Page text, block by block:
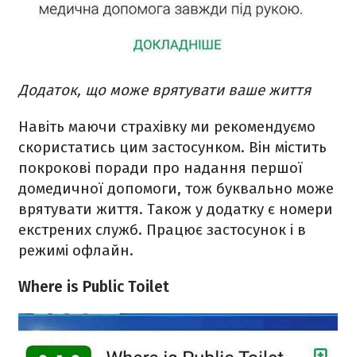
Додаток, що може врятувати ваше життя
Навіть маючи страхівку ми рекомендуємо
скористатись цим застосунком. Він містить
покрокові поради про надання першої
домедичної допомоги, тож буквально може
врятувати життя. Також у додатку є номери
екстрених служб. Працює застосунок і в
режимі офлайн.
Where is Public Toilet